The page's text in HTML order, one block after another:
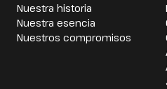
Nuestra historia
Nuestra esencia
Nuestros compromisos